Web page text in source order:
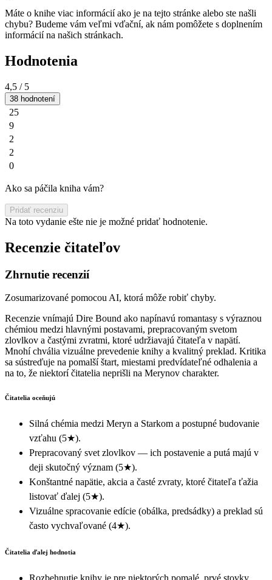
Máte o knihe viac informácií ako je na tejto stránke alebo ste našli
chybu? Budeme vám veľmi vďační, ak nám pomôžete s doplnením
informácií na našich stránkach.
Hodnotenia
4,5 / 5
38 hodnotení
25
9
2
2
0
Ako sa páčila kniha vám?
Pridať recenziu
Na toto vydanie ešte nie je možné pridať hodnotenie.
Recenzie čitateľov
Zhrnutie recenzií
Zosumarizované pomocou AI, ktorá môže robiť chyby.
Recenzie vnímajú Dire Bound ako napínavú romantasy s výraznou
chémiou medzi hlavnými postavami, prepracovaným svetom
zlovlkov a častými zvratmi, ktoré udržiavajú čitateľa v napätí.
Mnohí chvália vizuálne prevedenie knihy a kvalitný preklad. Kritika
sa sústreďuje na pomalší štart, miestami predvídateľné odhalenia a
na to, že niektorí čitatelia neprišli na Merynov charakter.
Čitatelia oceňujú
Silná chémia medzi Meryn a Starkom a postupné budovanie
vzťahu (5★).
Prepracovaný svet zlovlkov — ich postavenie a putá majú v
deji skutočný význam (5★).
Konštantné napätie, akcia a časté zvraty, ktoré čitateľa ťažia
listovať ďalej (5★).
Vizuálne spracovanie edície (obálka, predsádky) a preklad sú
často vychvaľované (4★).
Čitatelia ďalej hodnotia